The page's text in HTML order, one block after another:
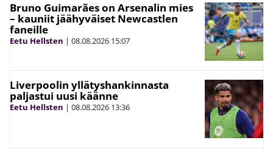
Bruno Guimarães on Arsenalin mies
– kauniit jäähyväiset Newcastlen
faneille
Eetu Hellsten | 08.08.2026 15:07
Liverpoolin yllätyshankinnasta
paljastui uusi käänne
Eetu Hellsten | 08.08.2026 13:36